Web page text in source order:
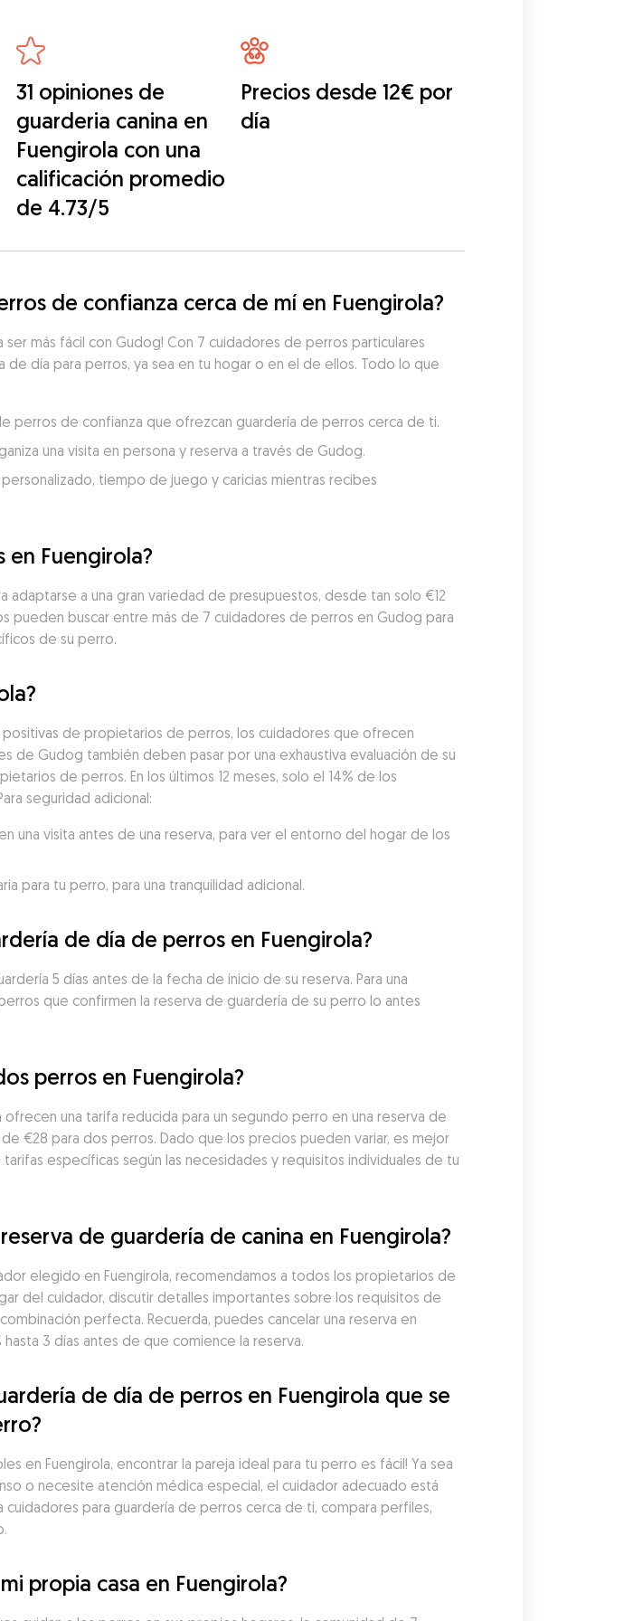
31 opiniones de
guarderia canina en
Fuengirola con una
calificación promedio
de 4.73/5
Precios desde 12€ por
día
de confianza cerca de mí en Fuengirola?
más fácil con Gudog! Con 7 cuidadores de perros particulares
día para perros, ya sea en tu hogar o en el de ellos. Todo lo que
perros de confianza que ofrezcan guardería de perros cerca de ti.
una visita en persona y reserva a través de Gudog.
tiempo de juego y caricias mientras recibes
Fuengirola?
adaptarse a una gran variedad de presupuestos, desde tan solo €12
pueden buscar entre más de 7 cuidadores de perros en Gudog para
de su perro.
positivas de propietarios de perros, los cuidadores que ofrecen
de Gudog también deben pasar por una exhaustiva evaluación de su
de perros. En los últimos 12 meses, solo el 14% de los
seguridad adicional:
visita antes de una reserva, para ver el entorno del hogar de los
para tu perro, para una tranquilidad adicional.
de día de perros en Fuengirola?
5 días antes de la fecha de inicio de su reserva. Para una
que confirmen la reserva de guardería de su perro lo antes
perros en Fuengirola?
una tarifa reducida para un segundo perro en una reserva de
€28 para dos perros. Dado que los precios pueden variar, es mejor
específicas según las necesidades y requisitos individuales de tu
de guardería de canina en Fuengirola?
elegido en Fuengirola, recomendamos a todos los propietarios de
del cuidador, discutir detalles importantes sobre los requisitos de
perfecta. Recuerda, puedes cancelar una reserva en
3 días antes de que comience la reserva.
de día de perros en Fuengirola que se
en Fuengirola, encontrar la pareja ideal para tu perro es fácil! Ya sea
o necesite atención médica especial, el cuidador adecuado está
cuidadores para guardería de perros cerca de ti, compara perfiles,
propia casa en Fuengirola?